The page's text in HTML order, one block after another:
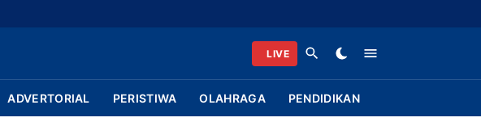
LIVE
ADVERTORIAL PERISTIWA OLAHRAGA PENDIDIKAN